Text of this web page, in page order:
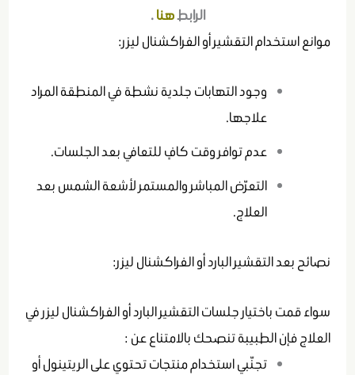
الرابطهنا.
موانع استخدام التقشير أو الفراكشنال ليزر:
وجود التهابات جلدية نشطة في المنطقة المراد
علاجها.
عدم توافر وقت كافٍ للتعافي بعد الجلسات.
التعرّض المباشر والمستمر لأشعة الشمس بعد
العلاج.
نصائح بعد التقشير البارد أو الفراكشنال ليزر:
سواء قمت باختيار جلسات التقشير البارد أو الفراكشنال ليزر في
العلاج فإن الطبيبة تنصحك بالامتناع عن :
تجنّبي استخدام منتجات تحتوي على الريتينول أو